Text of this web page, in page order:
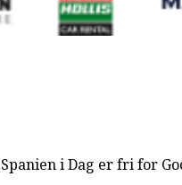
i Dag er fri for